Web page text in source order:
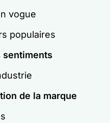
vogue
populaires
sentiments
de la marque